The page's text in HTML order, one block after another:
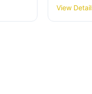
View